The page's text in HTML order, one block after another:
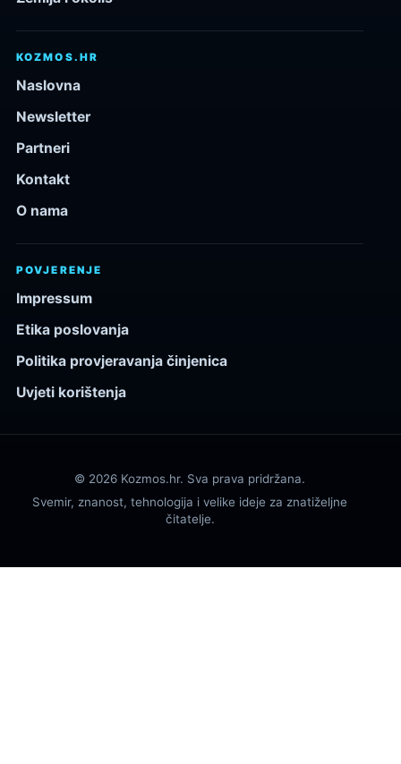
KOZMOS.HR
Naslovna
Newsletter
Partneri
Kontakt
O nama
POVJERENJE
Impressum
Etika poslovanja
Politika provjeravanja činjenica
Uvjeti korištenja
© 2026 Kozmos.hr. Sva prava pridržana.
Svemir, znanost, tehnologija i velike ideje za znatiželjne
čitatelje.